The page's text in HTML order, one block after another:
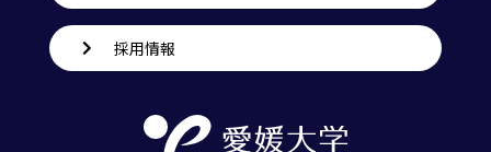
採用情報